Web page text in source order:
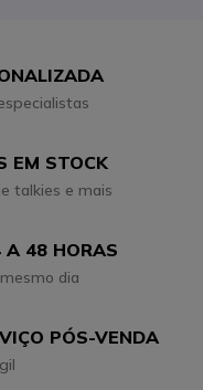
EM STOCK
talkies e mais
A 48 HORAS
dia
PÓS-VENDA